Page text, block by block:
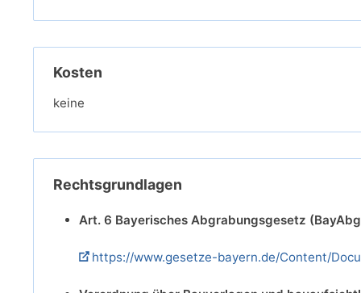
Kosten
keine
Rechtsgrundlagen
Art. 6 Bayerisches Abgrabungsgesetz
https://www.gesetze-bayern.de/Content/